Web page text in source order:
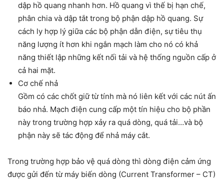
dập hồ quang nhanh hơn. Hồ quang vì thế bị hạn chế,
phân chia và dập tắt trong bộ phận dập hồ quang. Sự
cách ly hợp lý giữa các bộ phận dẫn điện, sự tiêu thụ
năng lượng ít hơn khi ngắn mạch làm cho nó có khả
năng thiết lập những kết nối tải và hệ thống nguồn cấp ở
cả hai mặt.
Cơ chế nhả
Gồm có các chốt giữ từ tính mà nó liên kết với các nút ấn
báo nhả. Mạch điện cung cấp một tín hiệu cho bộ phần
này trong trường hợp xảy ra quá dòng, quá tải…và bộ
phận này sẽ tác động để nhả máy cắt.
Trong trường hợp bảo vệ quá dòng thì dòng điện cảm ứng
được gửi đến từ máy biến dòng (Current Transformer – CT)